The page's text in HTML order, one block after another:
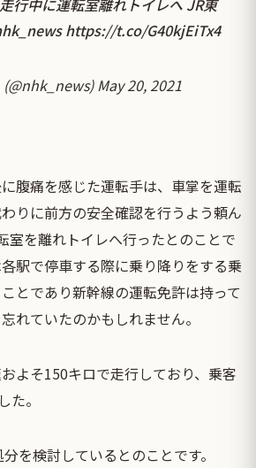
行中に運転室離れトイレへ JR東
https://t.co/G40kjEiTx4
May 20, 2021
腹痛を感じた運転手は、車掌を運転
りに前方の安全確認を行うよう頼ん
室を離れトイレへ行ったとのことで
駅で停車する際に乗り降りをする乗
とであり新幹線の運転免許は持って
れていたのかもしれません。
よそ150キロで走行しており、乗客
た。
を検討しているとのことです。